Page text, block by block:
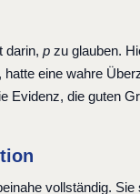
darin, p zu glauben.
eine wahre
Evidenz, die guten
vollständig.